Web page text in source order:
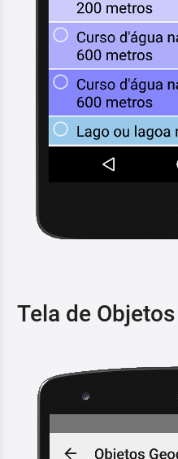
Tela de Objetos